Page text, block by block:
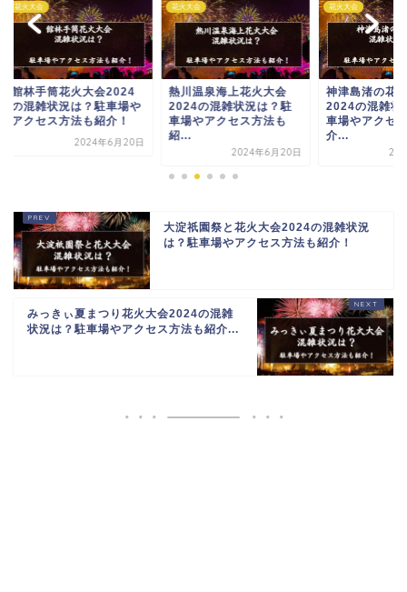
手筒花火大会2024
雑状況は？駐車場や
セス方法も紹介！
2024年6月20日
花火大会
熱川温泉海上花火大会
2024の混雑状況は？駐
車場やアクセス方法も
紹...
2024年6月20日
花火大会
神津島渚の花火大会
2024の混雑状況は
車場やアクセス方法
2024年6
大淀祇園祭と花火大会2024の混雑状況
は？駐車場やアクセス方法も紹介！
みっきぃ夏まつり花火大会2024の混雑
状況は？駐車場やアクセス方法も紹介...